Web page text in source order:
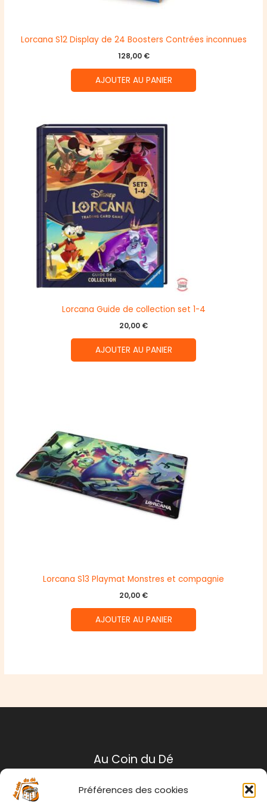
Préférences des cookies
Lorcana S12 Display de 24 Boosters Contrées inconnues
128,00 €
AJOUTER AU PANIER
Lorcana Guide de collection set 1-4
20,00 €
AJOUTER AU PANIER
Lorcana S13 Playmat Monstres et compagnie
20,00 €
AJOUTER AU PANIER
Au Coin du Dé